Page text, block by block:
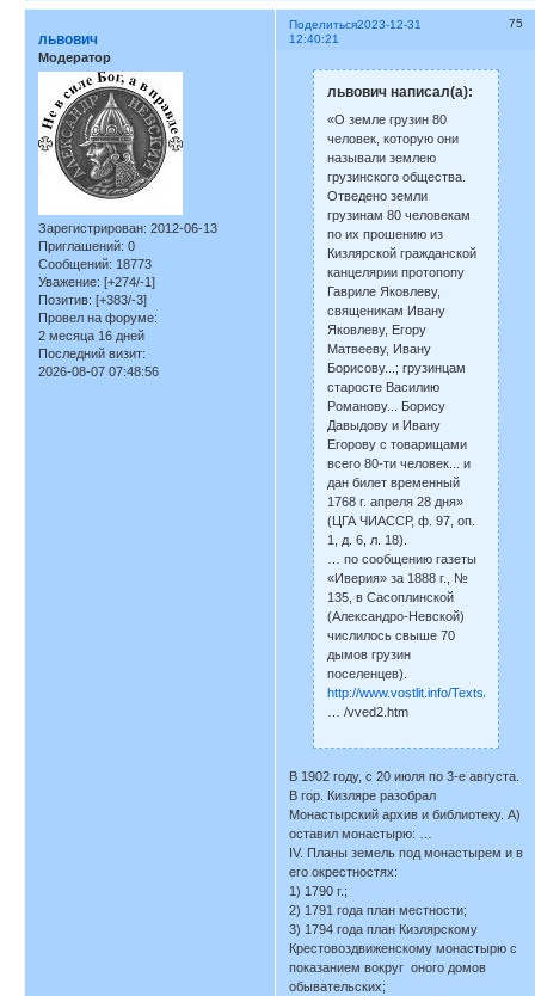
Поделиться 75
2023-12-31
12:40:21
львович
Модератор
Зарегистрирован: 2012-06-13
Приглашений: 0
Сообщений: 18773
Уважение: [+274/-1]
Позитив: [+383/-3]
Провел на форуме:
2 месяца 16 дней
Последний визит:
2026-08-07 07:48:56
львович написал(а):
«О земле грузин 80
человек, которую они
называли землею
грузинского общества.
Отведено земли
грузинам 80 человекам
по их прошению из
Кизлярской гражданской
канцелярии протопопу
Гавриле Яковлеву,
священикам Ивану
Яковлеву, Егору
Матвееву, Ивану
Борисову...; грузинцам
старосте Василию
Романову... Борису
Давыдову и Ивану
Егорову с товарищами
всего 80-ти человек... и
дан билет временный
1768 г. апреля 28 дня»
(ЦГА ЧИАССР, ф. 97, оп.
1, д. 6, л. 18).
… по сообщению газеты
«Иверия» за 1888 г., №
135, в Сасоплинской
(Александро-Невской)
числилось свыше 70
дымов грузин
поселенцев).
http://www.vostlit.info/Texts/
… /vved2.htm
В 1902 году, с 20 июля по 3-е августа.
В гор. Кизляре разобрал
Монастырский архив и библиотеку. А)
оставил монастырю: …
IV. Планы земель под монастырем и в
его окрестностях:
1) 1790 г.;
2) 1791 года план местности;
3) 1794 года план Кизлярскому
Крестовоздвиженскому монастырю с
показанием вокруг оного домов
обывательских;